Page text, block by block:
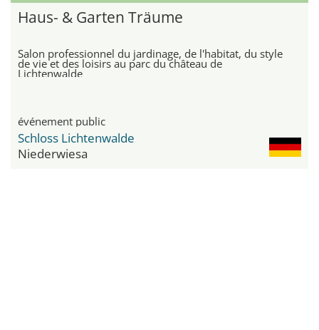
Haus- & Garten Träume
Salon professionnel du jardinage, de l'habitat, du style
de vie et des loisirs au parc du château de
Lichtenwalde
événement public
Schloss Lichtenwalde
Niederwiesa